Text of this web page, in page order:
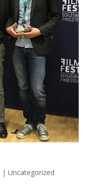
| Uncategorized